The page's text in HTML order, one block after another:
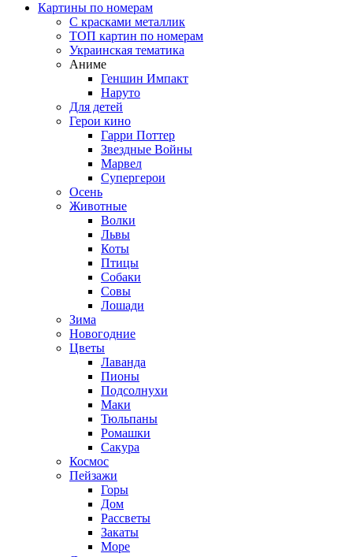
Картины по номерам
С красками металлик
ТОП картин по номерам
Украинская тематика
Аниме
Геншин Импакт
Наруто
Для детей
Герои кино
Гарри Поттер
Звездные Войны
Марвел
Супергерои
Осень
Животные
Волки
Львы
Коты
Птицы
Собаки
Совы
Лошади
Зима
Новогодние
Цветы
Лаванда
Пионы
Подсолнухи
Маки
Тюльпаны
Ромашки
Сакура
Космос
Пейзажи
Горы
Дом
Рассветы
Закаты
Море